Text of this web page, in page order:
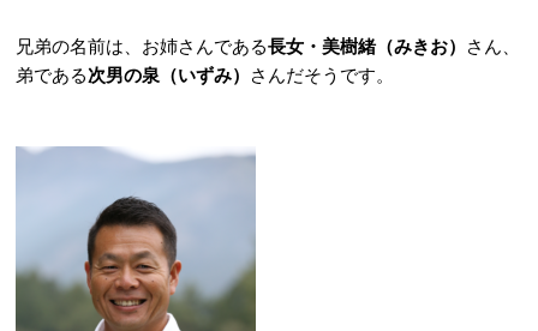
兄弟の名前は、お姉さんである長女・美樹緒（みきお）
さん、
弟である次男の泉（いずみ） さんだそうです。